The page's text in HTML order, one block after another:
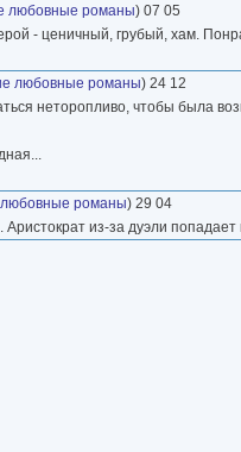
любовные романы) 07 05
- ценичный, грубый, хам.
любовные романы) 24 12
неторопливо, чтобы была
любовные романы) 29 04
из-за дуэли